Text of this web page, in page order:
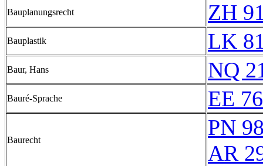
Bauplanungsrecht ZH
Bauplastik LK
Baur, Hans NQ
Bauré-Sprache EE
Baurecht
PN
AR